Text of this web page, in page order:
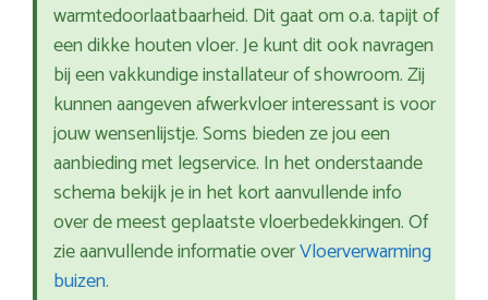
warmtedoorlaatbaarheid. Dit gaat om o.a. tapijt of
een dikke houten vloer. Je kunt dit ook navragen
bij een vakkundige installateur of showroom. Zij
kunnen aangeven afwerkvloer interessant is voor
jouw wensenlijstje. Soms bieden ze jou een
aanbieding met legservice. In het onderstaande
schema bekijk je in het kort aanvullende info
over de meest geplaatste vloerbedekkingen. Of
zie aanvullende informatie overVloerverwarming
buizen.